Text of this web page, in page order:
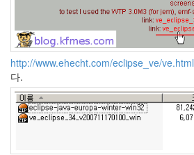
http://www.ehecht.com/eclipse_ve/ve.html
다.
Notices
Find!